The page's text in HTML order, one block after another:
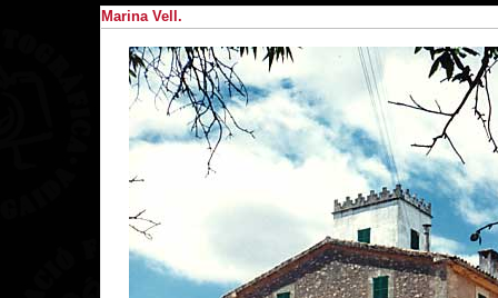
Marina Vell.